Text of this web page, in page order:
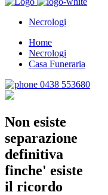
Necrologi
Home
Necrologi
Casa Funeraria
0438 553680
Non esiste
separazione
definitiva
finche' esiste
il ricordo